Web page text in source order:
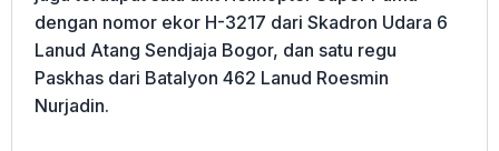
dengan nomor ekor H-3217 dari Skadron Udara 6
Lanud Atang Sendjaja Bogor, dan satu regu
Paskhas dari Batalyon 462 Lanud Roesmin
Nurjadin.